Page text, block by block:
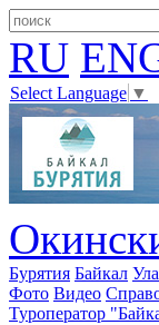
RU
Select Language ▼
Бурятия Байкал
Фото Видео
Туроператор